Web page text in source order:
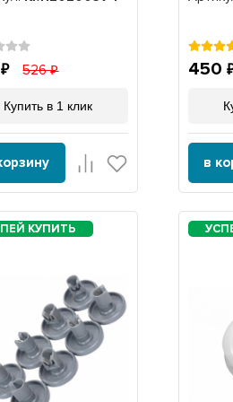
2
526
Купить в 1 клик
450
в